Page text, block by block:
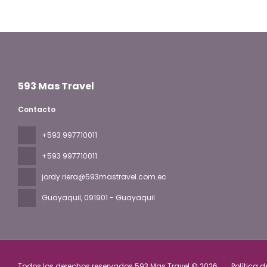
593 Mas Travel
Contacto
+593 997710011
+593 997710011
jordy.riera@593mastravel.com.ec
Guayaquil, 091901 - Guayaquil